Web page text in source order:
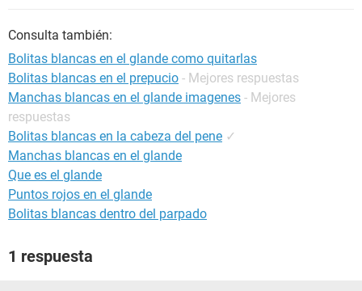
GLOSARIO
Consulta también:
Bolitas blancas en el glande como quitarlas
Bolitas blancas en el prepucio - Mejores respuestas
Manchas blancas en el glande imagenes - Mejores
respuestas
Bolitas blancas en la cabeza del pene ✓
Manchas blancas en el glande
Que es el glande
Puntos rojos en el glande
Bolitas blancas dentro del parpado
1 respuesta